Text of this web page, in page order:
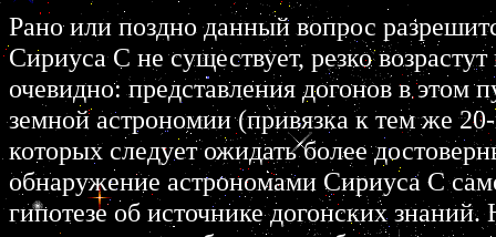
Рано или поздно данный вопрос
Сириуса С не существует, резко
очевидно: представления догонов в этом
земной астрономии (привязка к тем же
которых следует ожидать более
обнаружение астрономами Сириуса С
гипотезе об источнике догонских